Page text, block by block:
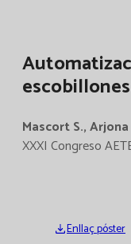
Mascort S., Arjona
XXXI Congreso
Enllaç póster